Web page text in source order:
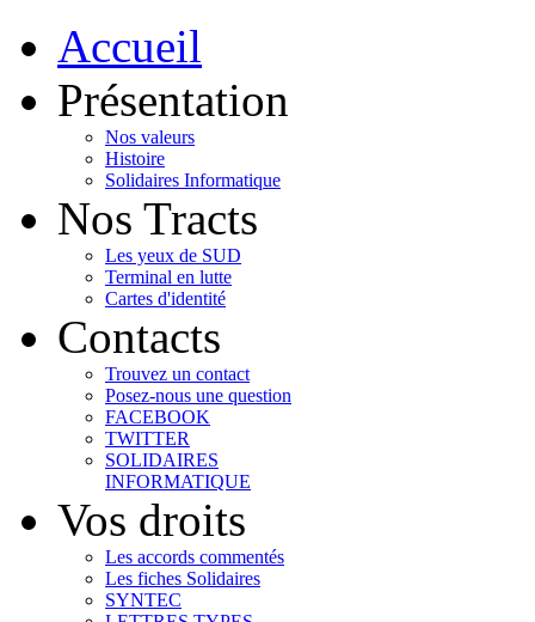
Accueil
Présentation
Nos valeurs
Histoire
Solidaires Informatique
Nos Tracts
Les yeux de SUD
Terminal en lutte
Cartes d'identité
Contacts
Trouvez un contact
Posez-nous une question
FACEBOOK
TWITTER
SOLIDAIRES
INFORMATIQUE
Vos droits
Les accords commentés
Les fiches Solidaires
SYNTEC